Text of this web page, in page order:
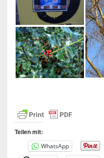
Teilen mit:
WhatsApp